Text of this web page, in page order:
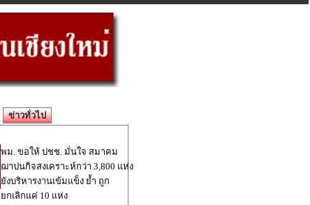
ข่าวทั่วไป
พม. ขอให้ ปชช. มั่นใจ สมาคม
ฌาปนกิจสงเคราะห์กว่า 3,800 แห่ง
ยังบริหารงานเข้มแข็ง ย้ำ ถูก
ยกเลิกแค่ 10 แห่ง